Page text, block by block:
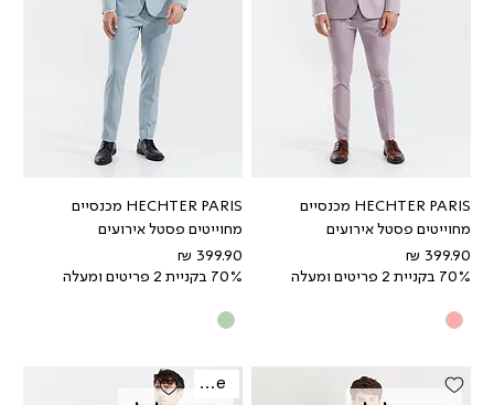
HECHTER PARIS מכנסיים
מחוייטים פסטל אירועים
מחיר
70% בקניית 2 פריטים ומעלה
HECHTER PARIS מכנסיים
מחוייטים פסטל אירועים
מחיר
70% בקניית 2 פריטים ומעלה
Sale